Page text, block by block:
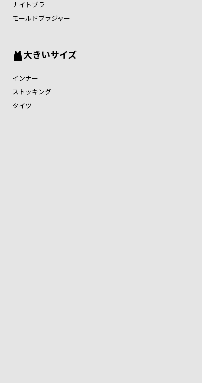
ナイトブラ
モールドブラジャー
大きいサイズ
インナー
ストッキング
タイツ